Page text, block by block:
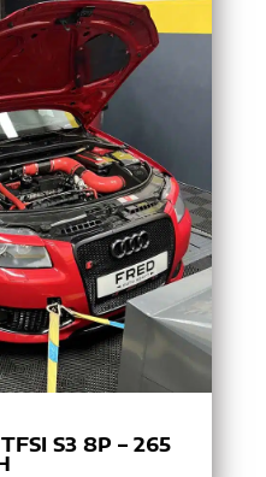
S3 8P – 265